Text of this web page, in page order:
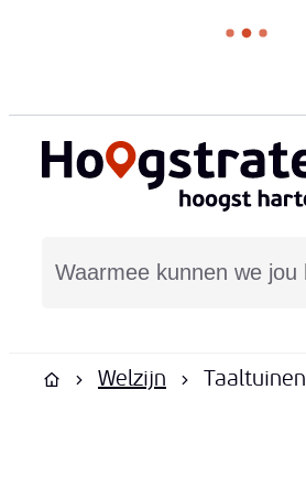
Hoogstraten
Startpagina
Welzijn Taaltuinen